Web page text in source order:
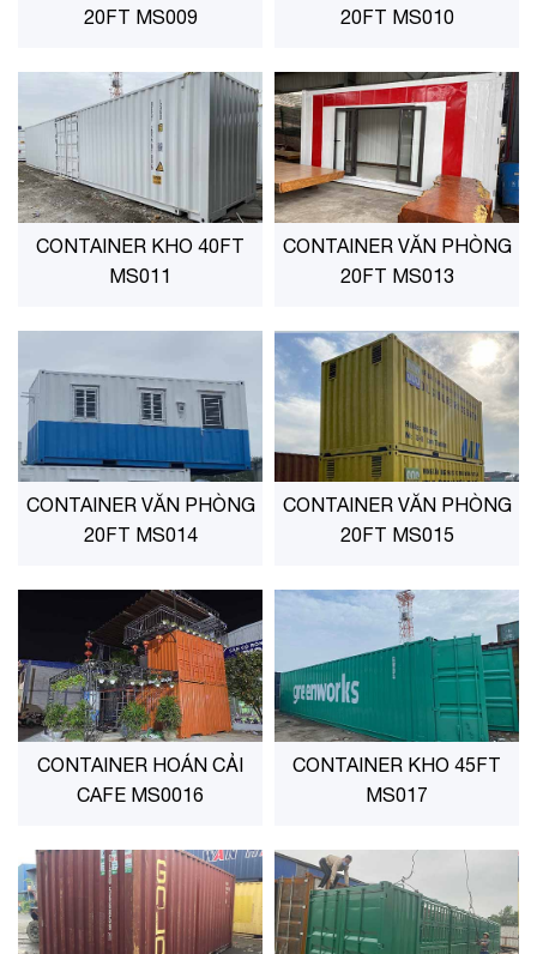
20FT MS009
20FT MS010
CONTAINER KHO 40FT
MS011
CONTAINER VĂN PHÒNG
20FT MS013
CONTAINER VĂN PHÒNG
20FT MS014
CONTAINER VĂN PHÒNG
20FT MS015
CONTAINER HOÁN CẢI
CAFE MS0016
CONTAINER KHO 45FT
MS017